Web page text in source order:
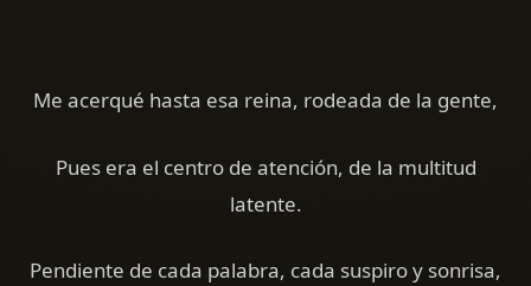
Me acerqué hasta esa reina, rodeada de la gente,
Pues era el centro de atención, de la multitud
latente.
Pendiente de cada palabra, cada suspiro y sonrisa,